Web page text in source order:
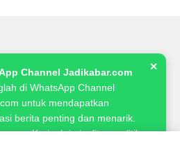
Channel Jadikabar.com
di WhatsApp Channel
untuk mendapatkan
berita penting dan menarik.
Kerja, kriminalitas, politik,
✕